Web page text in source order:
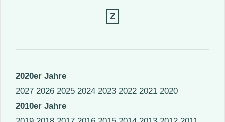
Z
2020er Jahre
2027 2026 2025 2024 2023 2022 2021 2020
2010er Jahre